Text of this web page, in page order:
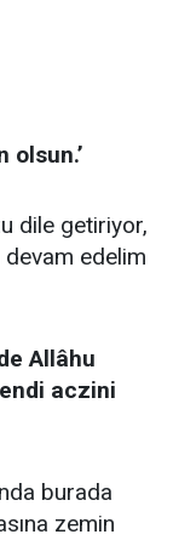
olsun.’
dile getiriyor,
devam edelim
Allâhu
aczini
burada
zemin